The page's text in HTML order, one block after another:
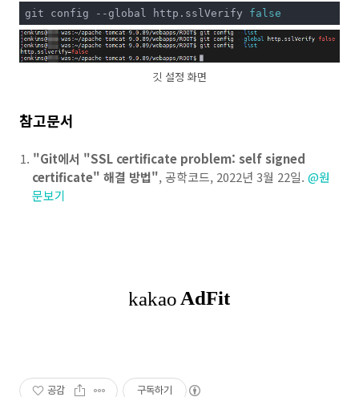
git config --global http.sslVerify false
깃 설정 화면
참고문서
"Git에서 "SSL certificate problem: self signed
certificate" 해결 방법", 공학코드, 2022년 3월 22일. @원
문보기
공감 구독하기